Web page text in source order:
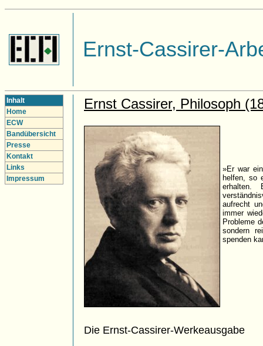
Ernst-Cassirer-
Inhalt
Home
ECW
Bandübersicht
Presse
Kontakt
Links
Impressum
Ernst Cassirer, Philosoph
»Er war
helfen, so
erhalten.
aufrecht
immer
Probleme
sondern
spenden
Die Ernst-Cassirer-Werkeausgabe